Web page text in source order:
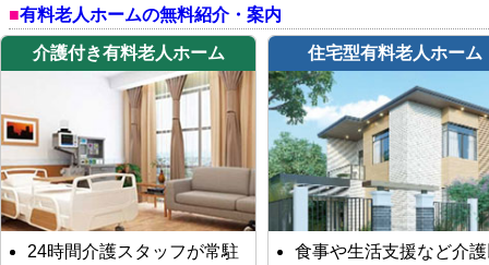
有料老人ホームの無料紹介・案内
介護付き有料老人ホーム
24時間介護スタッフが常駐
住宅型有料老人ホーム
食事や生活支援など介